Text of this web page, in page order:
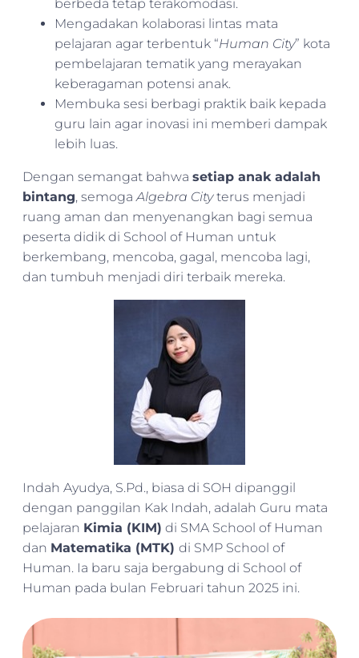
berbeda tetap terakomodasi.
Mengadakan kolaborasi lintas mata
pelajaran agar terbentuk “Human City” kota
pembelajaran tematik yang merayakan
keberagaman potensi anak.
Membuka sesi berbagi praktik baik kepada
guru lain agar inovasi ini memberi dampak
lebih luas.
Dengan semangat bahwa setiap anak adalah
bintang, semoga Algebra Cityterus menjadi
ruang aman dan menyenangkan bagi semua
peserta didik di School of Human untuk
berkembang, mencoba, gagal, mencoba lagi,
dan tumbuh menjadi diri terbaik mereka.
Indah Ayudya, S.Pd., biasa di SOH dipanggil
dengan panggilan Kak Indah, adalah Guru mata
pelajaran Kimia (KIM) di SMA School of Human
dan Matematika (MTK) di SMP School of
Human. Ia baru saja bergabung di School of
Human pada bulan Februari tahun 2025 ini.